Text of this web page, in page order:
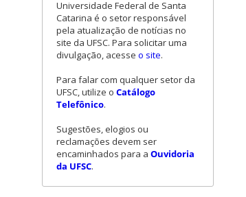
Universidade Federal de Santa
Catarina é o setor responsável
pela atualização de notícias no
site da UFSC. Para solicitar uma
divulgação, acesse o site.
Para falar com qualquer setor da
UFSC, utilize o Catálogo
Telefônico.
Sugestões, elogios ou
reclamações devem ser
encaminhados para a Ouvidoria
da UFSC.